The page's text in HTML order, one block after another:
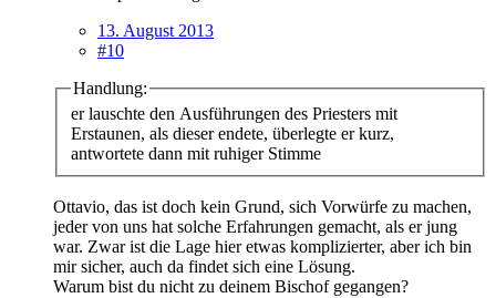
13. August 2013
#10
Handlung:
er lauschte den Ausführungen des Priesters mit
Erstaunen, als dieser endete, überlegte er kurz,
antwortete dann mit ruhiger Stimme
Ottavio, das ist doch kein Grund, sich Vorwürfe zu machen,
jeder von uns hat solche Erfahrungen gemacht, als er jung
war. Zwar ist die Lage hier etwas komplizierter, aber ich bin
mir sicher, auch da findet sich eine Lösung.
Warum bist du nicht zu deinem Bischof gegangen?